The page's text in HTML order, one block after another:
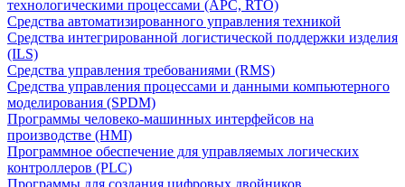
технологическими процессами (APC, RTO)
Средства автоматизированного управления техникой
Средства интегрированной логистической поддержки изделия
(ILS)
Средства управления требованиями (RMS)
Средства управления процессами и данными компьютерного
моделирования (SPDM)
Программы человеко-машинных интерфейсов на
производстве (HMI)
Программное обеспечение для управляемых логических
контроллеров (PLC)
Программы для создания цифровых двойников